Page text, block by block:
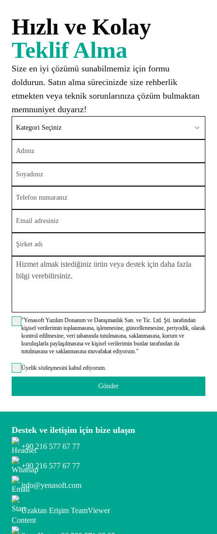
Hızlı ve Kolay
Teklif Alma
Size en iyi çözümü sunabilmemiz için formu
doldurun. Satın alma sürecinizde size rehberlik
etmekten veya teknik sorunlarınıza çözüm bulmaktan
memnuniyet duyarız!
Kategori Seçiniz
"Yenasoft Yazılım Donanım ve Danışmanlık San. ve Tic. Ltd. Şti. tarafından
kişisel verilerimin toplanmasına, işlenmesine, güncellenmesine, periyodik, olarak
kontrol edilmesine, veri tabanında tutulmasına, saklanmasına, kurum ve
kuruluşlarla paylaşılmasına ve kişisel verilerimin bunlar tarafından da
tutulmasına ve saklanmasına muvafakat ediyorum."
Üyelik sözleşmesini kabul ediyorum.
Gönder
Destek ve iletişim için bize ulaşın
+90 216 577 67 77
+90 216 577 67 77
info@yenasoft.com
Uzaktan Erişim TeamViewer